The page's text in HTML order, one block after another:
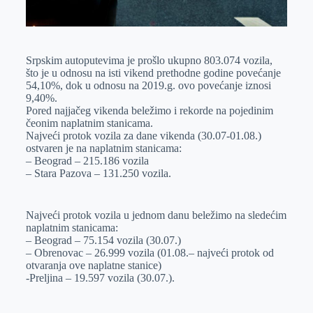
Srpskim autoputevima je prošlo ukupno 803.074 vozila,
što je u odnosu na isti vikend prethodne godine povećanje
54,10%, dok u odnosu na 2019.g. ovo povećanje iznosi
9,40%.
Pored najjačeg vikenda beležimo i rekorde na pojedinim
čeonim naplatnim stanicama.
Najveći protok vozila za dane vikenda (30.07-01.08.)
ostvaren je na naplatnim stanicama:
– Beograd – 215.186 vozila
– Stara Pazova – 131.250 vozila.
Najveći protok vozila u jednom danu beležimo na sledećim
naplatnim stanicama:
– Beograd – 75.154 vozila (30.07.)
– Obrenovac – 26.999 vozila (01.08.– najveći protok od
otvaranja ove naplatne stanice)
-Preljina – 19.597 vozila (30.07.).